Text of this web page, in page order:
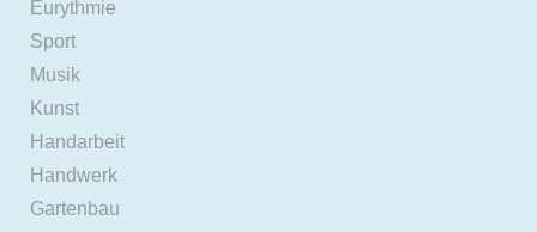
Eurythmie
Sport
Musik
Kunst
Handarbeit
Handwerk
Gartenbau